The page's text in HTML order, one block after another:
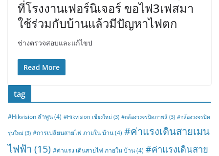
ที่โรงงานเฟอร์นิเจอร์ ขอไฟ3เฟสมา
ใช้ร่วมกับบ้านแล้วมีปัญหาไฟตก
ช่างตรวจสอบและแก้ไขป
Read More
tag
#Hikvision ลำพูน(4) #Hikvision เชียงใหม่ (3) #กล้องวงจรปิดภาพสี (3) #กล้องวงจรปิด
รุ่นใหม่ (3) #การเปลี่ยนสายไฟ ภายใน บ้าน(4) #ค่าแรงเดินสายเมน
ไฟฟ้า (15) #ค่าแรง เดินสายไฟ ภายใน บ้าน(4) #ค่าแรงเดินสาย